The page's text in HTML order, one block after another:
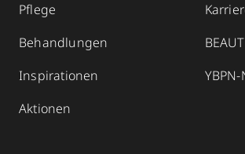
Pflege
Behandlungen
Inspirationen
Aktionen